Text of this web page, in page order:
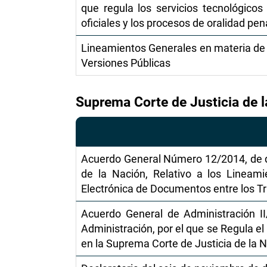
que regula los servicios
oficiales y los procesos de oralidad
Lineamientos Generales en materia
Versiones Públicas
Suprema Corte de Justicia de
Acuerdo General Número 12/2014,
de la Nación, Relativo a los
Electrónica de Documentos entre los
Acuerdo General de Administración
Administración, por el que se Regula
en la Suprema Corte de Justicia de la